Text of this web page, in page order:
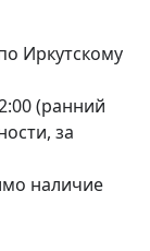
Иркутскому
(ранний
за
наличие